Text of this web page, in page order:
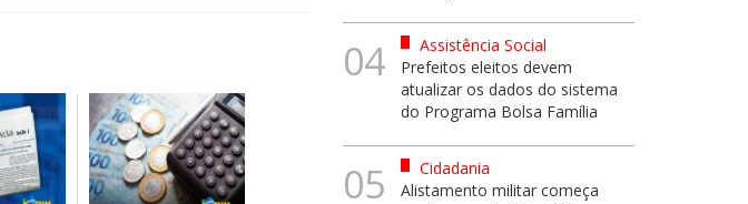
04
Assistência Social
Prefeitos eleitos devem
atualizar os dados do sistema
do Programa Bolsa Família
05
Cidadania
Alistamento militar começa